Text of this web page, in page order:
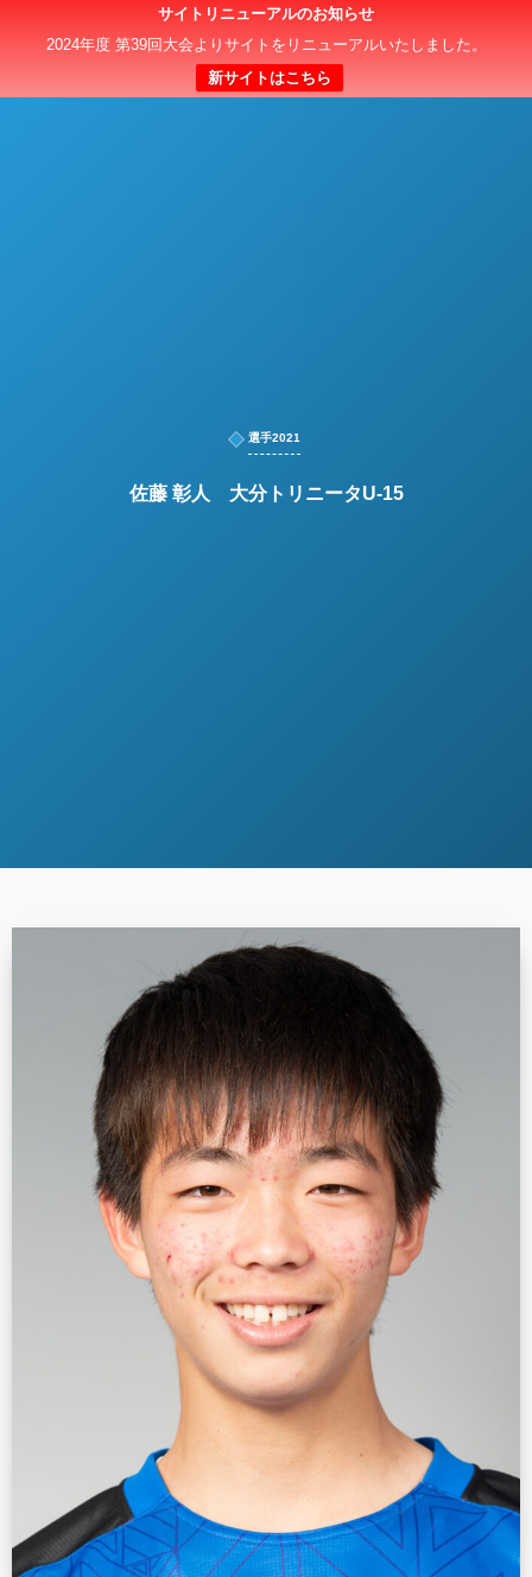
サイトリニューアルのお知らせ
2024年度 第39回大会よりサイトをリニューアルいたしました。
新サイトはこちら
日本クラブユースサッカー選手権（U-15）大会
選手2021
佐藤 彰人 大分トリニータU-15